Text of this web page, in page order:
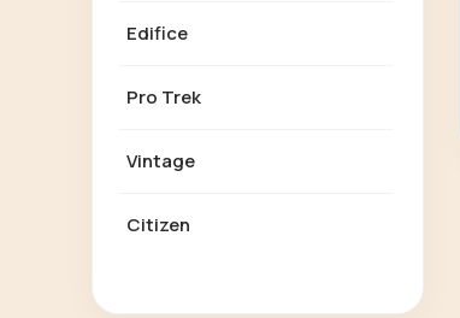
Edifice
Pro Trek
Vintage
Citizen